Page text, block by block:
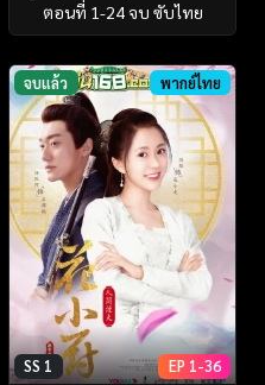
ตอนที่ 1-24 จบ ซับไทย
จบแล้ว พากย์ไทย
SS 1 EP 1-36